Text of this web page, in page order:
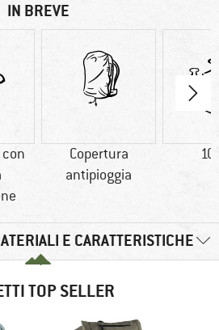
IN BREVE
Copertura
antipioggia
E CARATTERISTICHE
TOP SELLER